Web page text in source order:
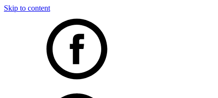
Skip to content